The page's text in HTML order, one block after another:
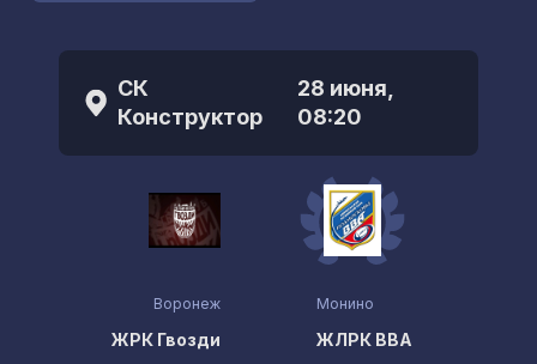
СК
Конструктор
28 июня,
08:20
Воронеж
ЖРК Гвозди
Монино
ЖЛРК ВВА